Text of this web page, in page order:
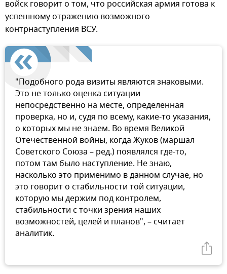
войск говорит о том, что российская армия готова к
успешному отражению возможного
контрнаступления ВСУ.
"Подобного рода визиты являются знаковыми.
Это не только оценка ситуации
непосредственно на месте, определенная
проверка, но и, судя по всему, какие-то указания,
о которых мы не знаем. Во время Великой
Отечественной войны, когда Жуков (маршал
Советского Союза – ред.) появлялся где-то,
потом там было наступление. Не знаю,
насколько это применимо в данном случае, но
это говорит о стабильности той ситуации,
которую мы держим под контролем,
стабильности с точки зрения наших
возможностей, целей и планов", – считает
аналитик.